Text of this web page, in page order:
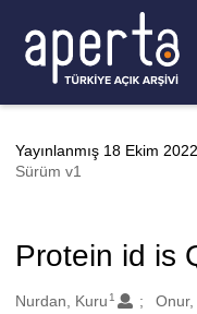
Yayınlanmış 18 Ekim 2022
Sürüm v1
Protein id is
Oluşturanlar
Nurdan, Kuru 1